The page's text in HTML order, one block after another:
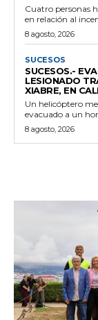
Cuatro personas
en relación al
8 agosto, 2026
SUCESOS
SUCESOS.-
LESIONADO
XIABRE, EN
Un helicóptero
evacuado a un
8 agosto, 2026